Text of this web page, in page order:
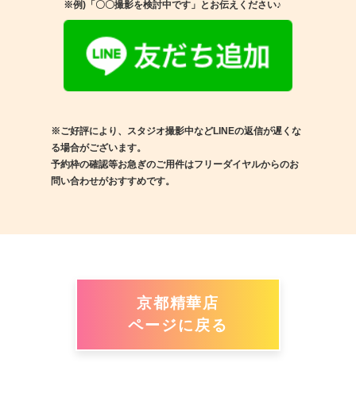
※例)「〇〇撮影を検討中です」とお伝えください♪
※ご好評により、スタジオ撮影中などLINEの返信が遅くな
る場合がございます。
予約枠の確認等お急ぎのご用件はフリーダイヤルからのお
問い合わせがおすすめです。
京都精華店
ページに戻る